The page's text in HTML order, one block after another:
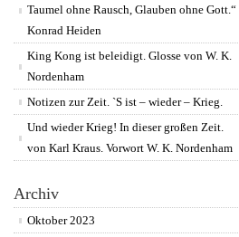
Taumel ohne Rausch, Glauben ohne Gott.“
Konrad Heiden
King Kong ist beleidigt. Glosse von W. K.
Nordenham
Notizen zur Zeit. `S ist – wieder – Krieg.
Und wieder Krieg! In dieser großen Zeit.
von Karl Kraus. Vorwort W. K. Nordenham
Archiv
Oktober 2023